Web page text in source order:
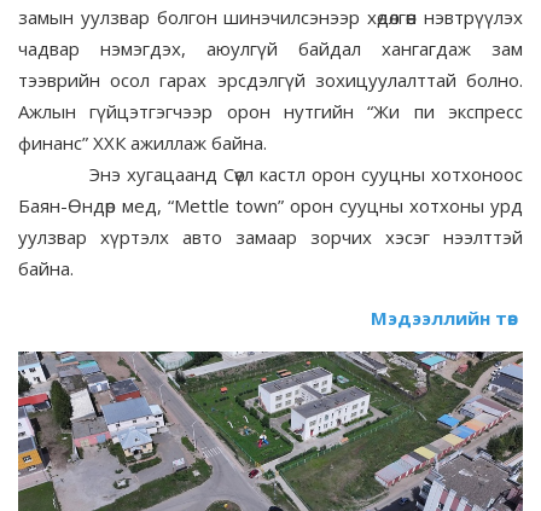
замын уулзвар болгон шинэчилсэнээр хөдөлгөөн нэвтрүүлэх
чадвар нэмэгдэх, аюулгүй байдал хангагдаж зам
тээврийн осол гарах эрсдэлгүй зохицуулалттай болно.
Ажлын гүйцэтгэгчээр орон нутгийн “Жи пи экспресс
финанс” ХХК ажиллаж байна.
Энэ хугацаанд Сөүл кастл орон сууцны хотхоноос
Баян-Өндөр мед, “Mettle town” орон сууцны хотхоны урд
уулзвар хүртэлх авто замаар зорчих хэсэг нээлттэй
байна.
Мэдээллийн төв